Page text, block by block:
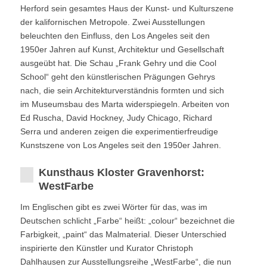
Herford sein gesamtes Haus der Kunst- und Kulturszene
der kalifornischen Metropole. Zwei Ausstellungen
beleuchten den Einfluss, den Los Angeles seit den
1950er Jahren auf Kunst, Architektur und Gesellschaft
ausgeübt hat. Die Schau „Frank Gehry und die Cool
School“ geht den künstlerischen Prägungen Gehrys
nach, die sein Architekturverständnis formten und sich
im Museumsbau des Marta widerspiegeln. Arbeiten von
Ed Ruscha, David Hockney, Judy Chicago, Richard
Serra und anderen zeigen die experimentierfreudige
Kunstszene von Los Angeles seit den 1950er Jahren.
Kunsthaus Kloster Gravenhorst:
WestFarbe
Im Englischen gibt es zwei Wörter für das, was im
Deutschen schlicht „Farbe“ heißt: „colour“ bezeichnet die
Farbigkeit, „paint“ das Malmaterial. Dieser Unterschied
inspirierte den Künstler und Kurator Christoph
Dahlhausen zur Ausstellungsreihe „WestFarbe“, die nun